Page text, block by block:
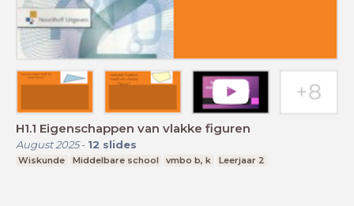
H1.1 Eigenschappen van vlakke figuren
August 2025- 12 slides
Wiskunde Middelbare school vmbo b, k Leerjaar 2